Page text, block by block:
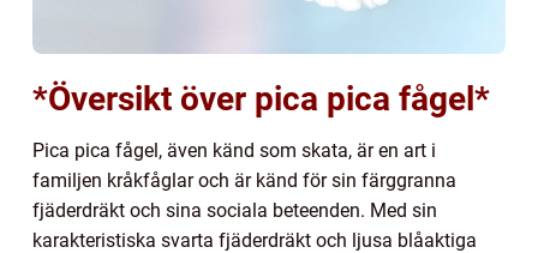
*Översikt över pica pica fågel*
Pica pica fågel, även känd som skata, är en art i
familjen kråkfåglar och är känd för sin färggranna
fjäderdräkt och sina sociala beteenden. Med sin
karakteristiska svarta fjäderdräkt och ljusa blåaktiga